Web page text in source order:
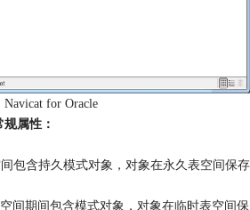
Navicat for Oracle
属性：
包含持久模式对象，对象在永久表空间保存
间期间包含模式对象，对象在临时表空间保